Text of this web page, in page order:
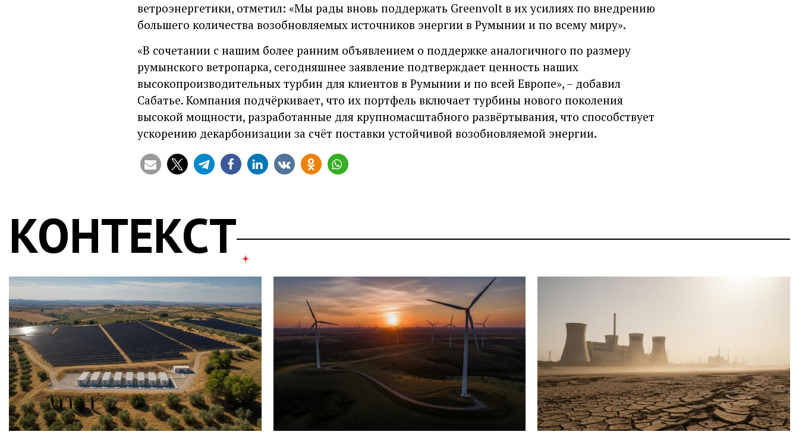
ветроэнергетики, отметил: «Мы рады вновь поддержать Greenvolt в их усилиях по внедрению
большего количества возобновляемых источников энергии в Румынии и по всему миру».
«В сочетании с нашим более ранним объявлением о поддержке аналогичного по размеру
румынского ветропарка, сегодняшнее заявление подтверждает ценность наших
высокопроизводительных турбин для клиентов в Румынии и по всей Европе», – добавил
Сабатье. Компания подчёркивает, что их портфель включает турбины нового поколения
высокой мощности, разработанные для крупномасштабного развёртывания, что способствует
ускорению декарбонизации за счёт поставки устойчивой возобновляемой энергии.
КОНТЕКСТ